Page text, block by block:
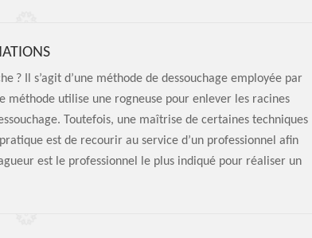
? Il s’agit d’une méthode de dessouchage employée par
méthode utilise une rogneuse pour enlever les racines
Toutefois, une maîtrise de certaines techniques
est de recourir au service d’un professionnel afin
est le professionnel le plus indiqué pour réaliser un